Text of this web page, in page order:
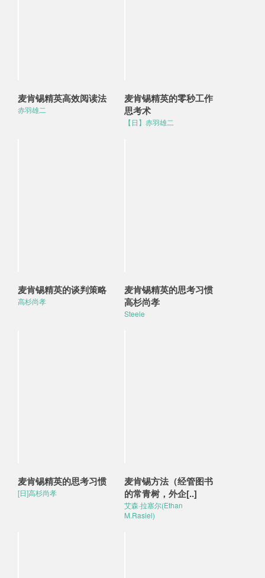
麦肯锡精英高效阅读法
赤羽雄二
麦肯锡精英的零秒工作
思考术
【日】赤羽雄二
麦肯锡精英的谈判策略
高杉尚孝
麦肯锡精英的思考习惯
高杉尚孝
Steele
麦肯锡精英的思考习惯
[日]高杉尚孝
麦肯锡方法（经管图书
的常青树，外企[..]
艾森·拉塞尔(Ethan
M.Rasiel)